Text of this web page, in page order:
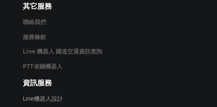
其它服務
聯絡我們
服務條款
Line 機器人 國道交通資訊查詢
PTT省錢機器人
資訊服務
Line機器人設計